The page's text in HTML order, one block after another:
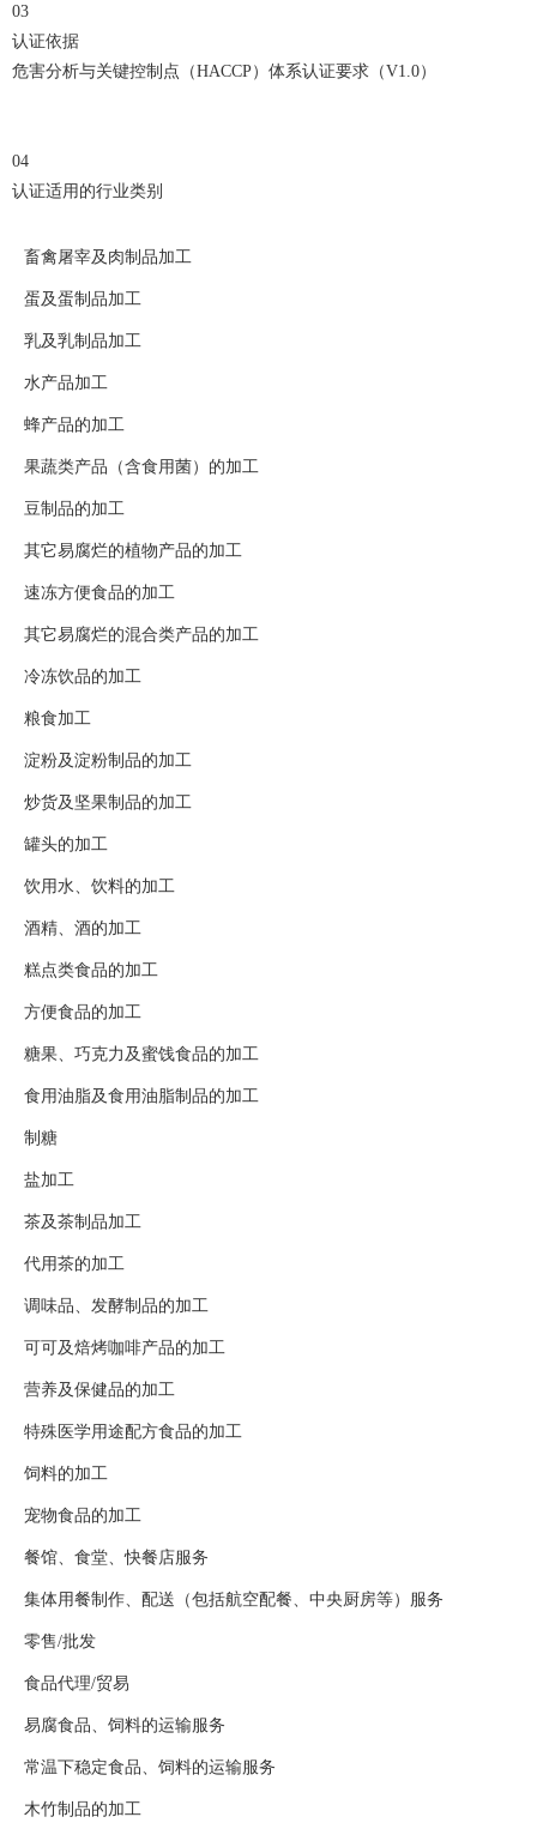
03
认证依据
危害分析与关键控制点（HACCP）体系认证要求（V1.0）
04
认证适用的行业类别
畜禽屠宰及肉制品加工
蛋及蛋制品加工
乳及乳制品加工
水产品加工
蜂产品的加工
果蔬类产品（含食用菌）的加工
豆制品的加工
其它易腐烂的植物产品的加工
速冻方便食品的加工
其它易腐烂的混合类产品的加工
冷冻饮品的加工
粮食加工
淀粉及淀粉制品的加工
炒货及坚果制品的加工
罐头的加工
饮用水、饮料的加工
酒精、酒的加工
糕点类食品的加工
方便食品的加工
糖果、巧克力及蜜饯食品的加工
食用油脂及食用油脂制品的加工
制糖
盐加工
茶及茶制品加工
代用茶的加工
调味品、发酵制品的加工
可可及焙烤咖啡产品的加工
营养及保健品的加工
特殊医学用途配方食品的加工
饲料的加工
宠物食品的加工
餐馆、食堂、快餐店服务
集体用餐制作、配送（包括航空配餐、中央厨房等）服务
零售/批发
食品代理/贸易
易腐食品、饲料的运输服务
常温下稳定食品、饲料的运输服务
木竹制品的加工